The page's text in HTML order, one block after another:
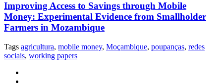
Improving Access to Savings through Mobile
Money: Experimental Evidence from Smallholder
Farmers in Mozambique
Tags agricultura, mobile money, Moçambique, poupanças, redes
sociais, working papers